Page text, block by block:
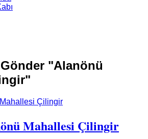
"Alanönü
Mahallesi Çilingir